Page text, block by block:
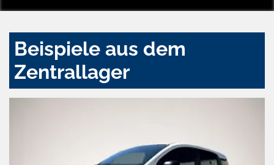
Beispiele aus dem
Zentrallager